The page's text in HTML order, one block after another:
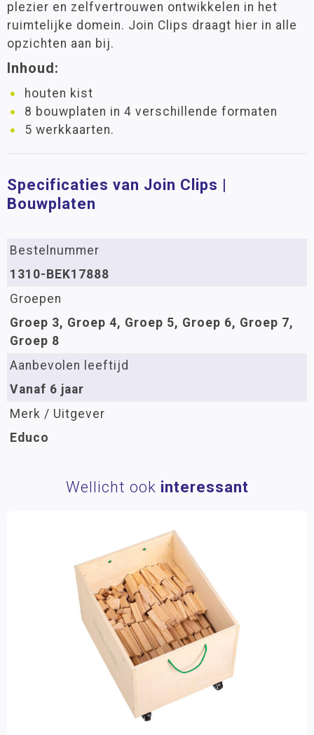
plezier en zelfvertrouwen ontwikkelen in het
ruimtelijke domein. Join Clips draagt hier in alle
opzichten aan bij.
Inhoud:
houten kist
8 bouwplaten in 4 verschillende formaten
5 werkkaarten.
Specificaties van Join Clips |
Bouwplaten
Bestelnummer
1310-BEK17888
Groepen
Groep 3, Groep 4, Groep 5, Groep 6, Groep 7,
Groep 8
Aanbevolen leeftijd
Vanaf 6 jaar
Merk / Uitgever
Educo
Wellicht ook interessant